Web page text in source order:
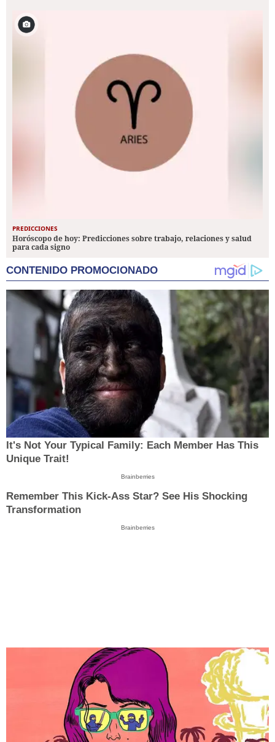
PREDICCIONES
Horóscopo de hoy: Predicciones sobre trabajo, relaciones y salud
para cada signo
CONTENIDO PROMOCIONADO
It's Not Your Typical Family: Each Member Has This
Unique Trait!
Brainberries
Remember This Kick-Ass Star? See His Shocking
Transformation
Brainberries